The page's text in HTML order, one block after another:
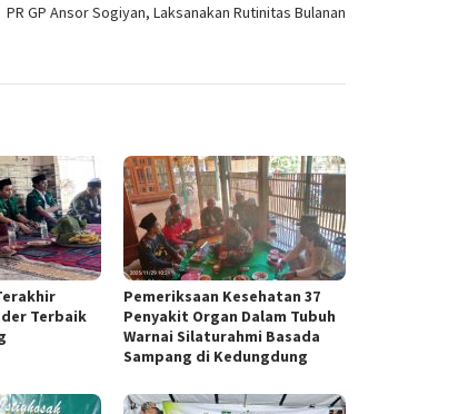
PR GP Ansor Sogiyan, Laksanakan Rutinitas Bulanan
Terbaik
Pemeriksaan Kesehatan 37
Penyakit Organ Dalam Tubuh
Warnai Silaturahmi Basada
Sampang di Kedungdung